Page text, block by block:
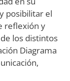
posibilitar el
reflexión y
los distintos
Diagrama